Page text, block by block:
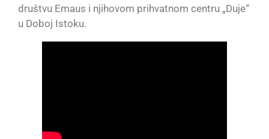
društvu Emaus i njihovom prihvatnom centru „Duje“
u Doboj Istoku.